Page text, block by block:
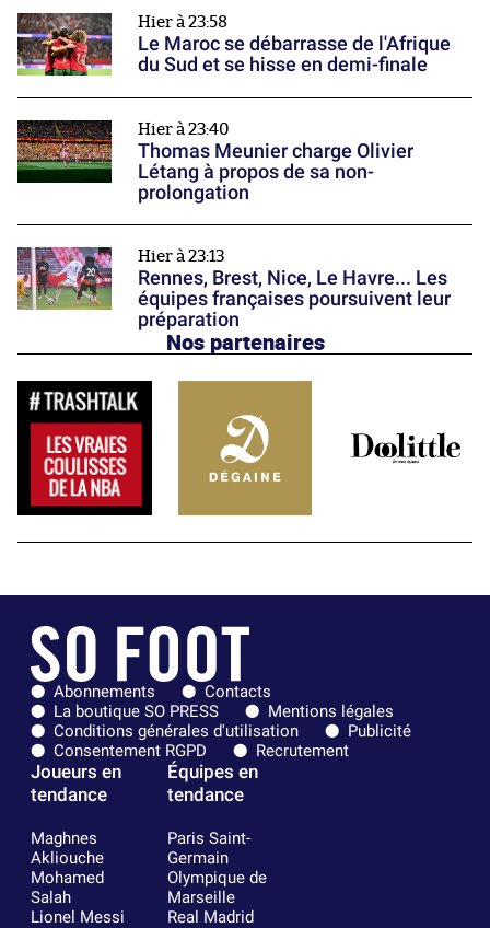
Hier à 23:58
Le Maroc se débarrasse de l'Afrique
du Sud et se hisse en demi-finale
Hier à 23:40
Thomas Meunier charge Olivier
Létang à propos de sa non-
prolongation
Hier à 23:13
Rennes, Brest, Nice, Le Havre... Les
équipes françaises poursuivent leur
préparation
Nos partenaires
Abonnements
Contacts
La boutique SO PRESS
Mentions légales
Conditions générales d'utilisation
Publicité
Consentement RGPD
Recrutement
Joueurs en
tendance
Maghnes
Akliouche
Mohamed
Salah
Lionel Messi
Équipes en
tendance
Paris Saint-
Germain
Olympique de
Marseille
Real Madrid